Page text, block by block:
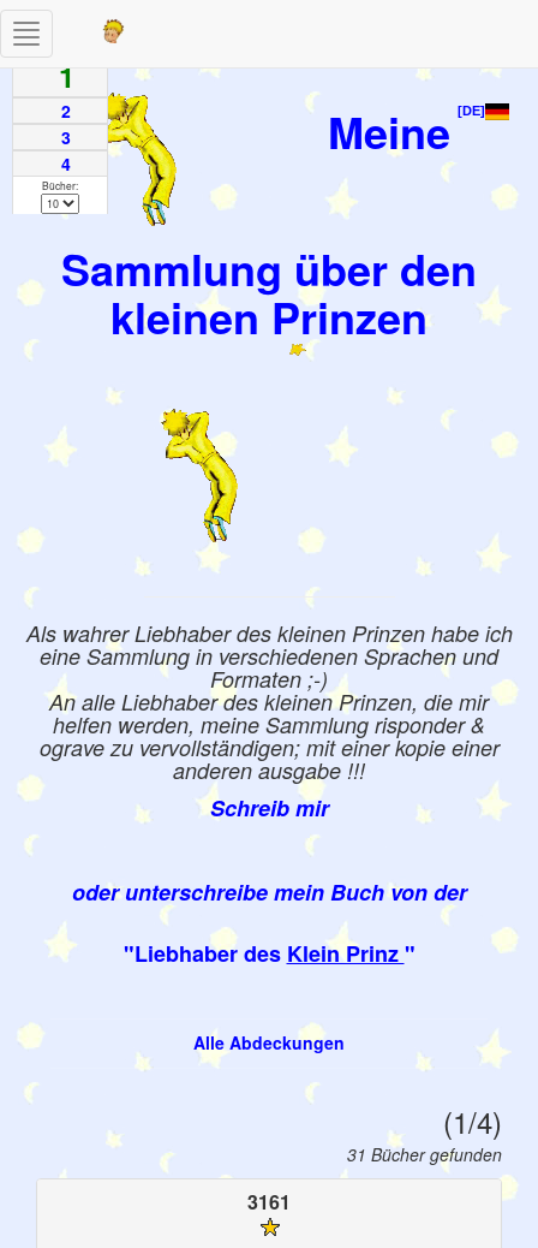
[DE]
Meine
Sammlung über den
kleinen Prinzen
Als wahrer Liebhaber des kleinen Prinzen habe ich
eine Sammlung in verschiedenen Sprachen und
Formaten ;-)
An alle Liebhaber des kleinen Prinzen, die mir
helfen werden, meine Sammlung risponder &
ograve zu vervollständigen; mit einer kopie einer
anderen ausgabe !!!
Schreib mir
oder unterschreibe mein Buch von der
"Liebhaber des Klein Prinz"
Alle Abdeckungen
Toggle
navigation
(1/4)
31 Bücher gefunden
Seiten
1
2
3
4
Bücher:
3161